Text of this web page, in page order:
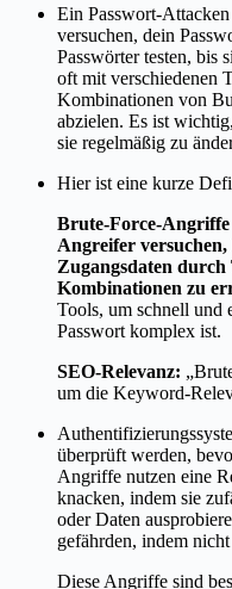
Ein Passwort-
versuchen, dein
Passwörter testen, bis
oft mit verschiedenen
Kombinationen von
abzielen. Es ist
sie regelmäßig zu
Hier ist eine kurze
Brute-Force-
Angreifer
Zugangsdaten durch
Kombinationen zu
Tools, um schnell und
Passwort komplex ist.
SEO-Relevanz:
um die Keyword-
überprüft werden,
Angriffe nutzen eine
knacken, indem sie
oder Daten
gefährden, indem
Diese Angriffe sind